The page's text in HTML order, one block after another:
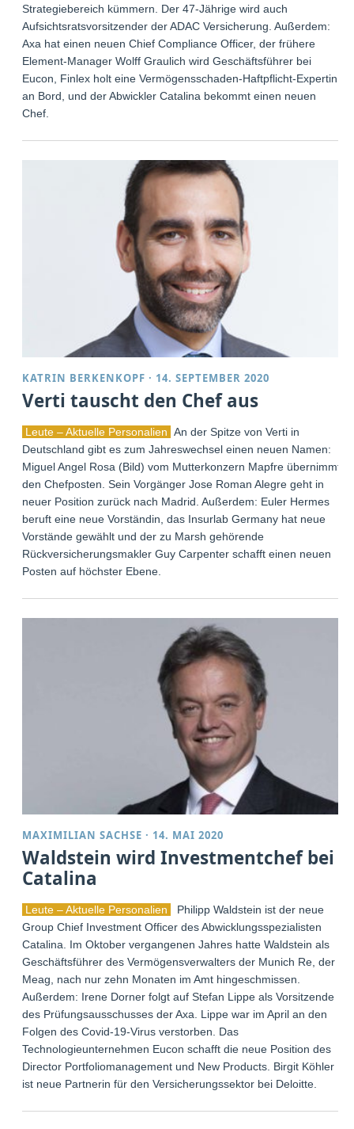
Strategiebereich kümmern. Der 47-Jährige wird auch
Aufsichtsratsvorsitzender der ADAC Versicherung. Außerdem:
Axa hat einen neuen Chief Compliance Officer, der frühere
Element-Manager Wolff Graulich wird Geschäftsführer bei
Eucon, Finlex holt eine Vermögensschaden-Haftpflicht-Expertin
an Bord, und der Abwickler Catalina bekommt einen neuen
Chef.
KATRIN BERKENKOPF · 14. SEPTEMBER 2020
Verti tauscht den Chef aus
Leute – Aktuelle Personalien An der Spitze von Verti in
Deutschland gibt es zum Jahreswechsel einen neuen Namen:
Miguel Angel Rosa (Bild) vom Mutterkonzern Mapfre übernimmt
den Chefposten. Sein Vorgänger Jose Roman Alegre geht in
neuer Position zurück nach Madrid. Außerdem: Euler Hermes
beruft eine neue Vorständin, das Insurlab Germany hat neue
Vorstände gewählt und der zu Marsh gehörende
Rückversicherungsmakler Guy Carpenter schafft einen neuen
Posten auf höchster Ebene.
MAXIMILIAN SACHSE · 14. MAI 2020
Waldstein wird Investmentchef bei
Catalina
Leute – Aktuelle Personalien
Philipp Waldstein ist der neue
Group Chief Investment Officer des Abwicklungsspezialisten
Catalina. Im Oktober vergangenen Jahres hatte Waldstein als
Geschäftsführer des Vermögensverwalters der Munich Re, der
Meag, nach nur zehn Monaten im Amt hingeschmissen.
Außerdem: Irene Dorner folgt auf Stefan Lippe als Vorsitzende
des Prüfungsausschusses der Axa. Lippe war im April an den
Folgen des Covid-19-Virus verstorben. Das
Technologieunternehmen Eucon schafft die neue Position des
Director Portfoliomanagement und New Products. Birgit Köhler
ist neue Partnerin für den Versicherungssektor bei Deloitte.